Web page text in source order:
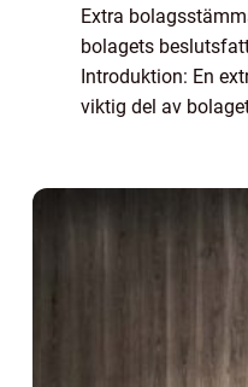
Extra
bolagets
Introduktion: En
viktig del av